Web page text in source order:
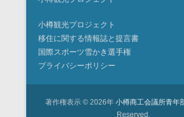
小樽観光プロジェクト
移住に関する情報誌と提言書
国際スポーツ雪かき選手権
プライバシーポリシー
著作権表示 © 2026年 小樽商工会議所青年
Reserved.